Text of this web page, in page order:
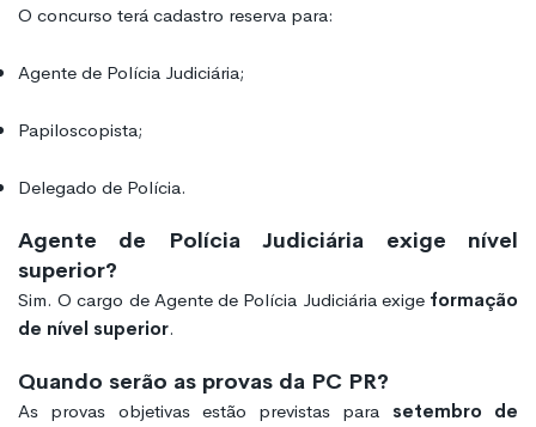
O concurso terá cadastro reserva para:
Agente de Polícia Judiciária;
Papiloscopista;
Delegado de Polícia.
Agente de Polícia Judiciária exige nível
superior?
Sim. O cargo de Agente de Polícia Judiciária exige formação
de nível superior.
Quando serão as provas da PC PR?
As provas objetivas estão previstas para setembro de